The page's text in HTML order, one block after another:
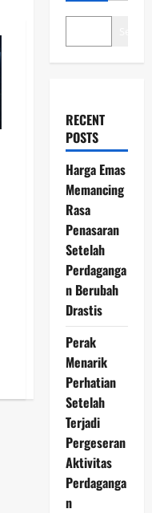
RECENT
POSTS
Harga Emas
Memancing
Rasa
Penasaran
Setelah
Perdaganga
n Berubah
Drastis
Perak
Menarik
Perhatian
Setelah
Terjadi
Pergeseran
Aktivitas
Perdaganga
n